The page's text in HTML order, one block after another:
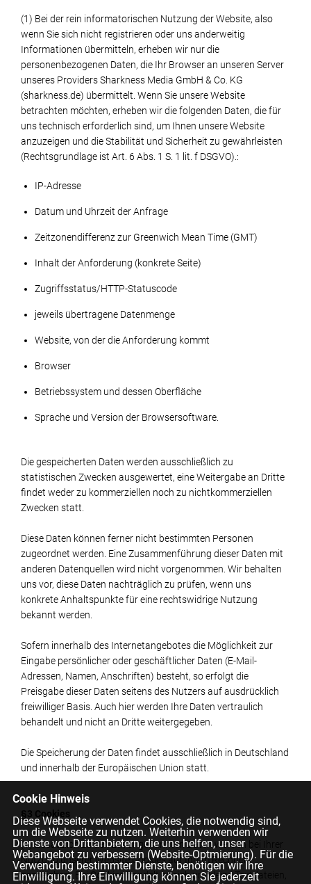
(1) Bei der rein informatorischen Nutzung der Website, also
wenn Sie sich nicht registrieren oder uns anderweitig
Informationen übermitteln, erheben wir nur die
personenbezogenen Daten, die Ihr Browser an unseren Server
unseres Providers Sharkness Media GmbH & Co. KG
(sharkness.de) übermittelt. Wenn Sie unsere Website
betrachten möchten, erheben wir die folgenden Daten, die für
uns technisch erforderlich sind, um Ihnen unsere Website
anzuzeigen und die Stabilität und Sicherheit zu gewährleisten
(Rechtsgrundlage ist Art. 6 Abs. 1 S. 1 lit. f DSGVO).:
IP-Adresse
Datum und Uhrzeit der Anfrage
Zeitzonendifferenz zur Greenwich Mean Time (GMT)
Inhalt der Anforderung (konkrete Seite)
Zugriffsstatus/HTTP-Statuscode
jeweils übertragene Datenmenge
Website, von der die Anforderung kommt
Browser
Betriebssystem und dessen Oberfläche
Sprache und Version der Browsersoftware.
Die gespeicherten Daten werden ausschließlich zu
statistischen Zwecken ausgewertet, eine Weitergabe an Dritte
findet weder zu kommerziellen noch zu nichtkommerziellen
Zwecken statt.
Diese Daten können ferner nicht bestimmten Personen
zugeordnet werden. Eine Zusammenführung dieser Daten mit
anderen Datenquellen wird nicht vorgenommen. Wir behalten
uns vor, diese Daten nachträglich zu prüfen, wenn uns
konkrete Anhaltspunkte für eine rechtswidrige Nutzung
bekannt werden.
Sofern innerhalb des Internetangebotes die Möglichkeit zur
Eingabe persönlicher oder geschäftlicher Daten (E-Mail-
Adressen, Namen, Anschriften) besteht, so erfolgt die
Preisgabe dieser Daten seitens des Nutzers auf ausdrücklich
freiwilliger Basis. Auch hier werden Ihre Daten vertraulich
behandelt und nicht an Dritte weitergegeben.
Die Speicherung der Daten findet ausschließlich in Deutschland
und innerhalb der Europäischen Union statt.
§3 Cookies
(1) Zusätzlich zu den zuvor genannten Daten werden bei Ihrer
Nutzung unserer Website Cookies auf Ihrem Rechner
gespeichert. Bei Cookies handelt es sich um kleine Textdateien,
Cookie Hinweis
Diese Webseite verwendet Cookies, die notwendig sind,
um die Webseite zu nutzen. Weiterhin verwenden wir
Dienste von Drittanbietern, die uns helfen, unser
Webangebot zu verbessern (Website-Optmierung). Für die
Verwendung bestimmter Dienste, benötigen wir Ihre
Einwilligung. Ihre Einwilligung können Sie jederzeit